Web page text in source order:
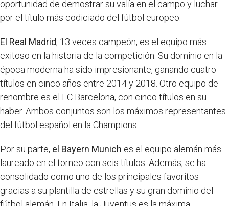
oportunidad de demostrar su valía en el campo y luchar
por el título más codiciado del fútbol europeo.
El Real Madrid, 13 veces campeón, es el equipo más
exitoso en la historia de la competición. Su dominio en la
época moderna ha sido impresionante, ganando cuatro
títulos en cinco años entre 2014 y 2018. Otro equipo de
renombre es el FC Barcelona, con cinco títulos en su
haber. Ambos conjuntos son los máximos representantes
del fútbol español en la Champions.
Por su parte, el Bayern Munich es el equipo alemán más
laureado en el torneo con seis títulos. Además, se ha
consolidado como uno de los principales favoritos
gracias a su plantilla de estrellas y su gran dominio del